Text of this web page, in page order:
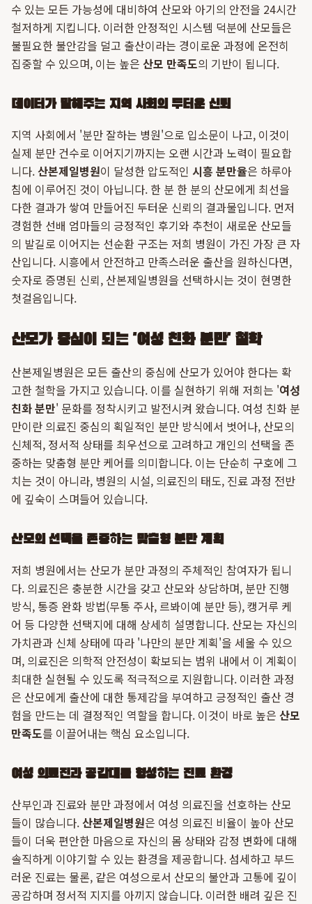
수 있는 모든 가능성에 대비하여 산모와 아기의 안전을 24시간
철저하게 지킵니다. 이러한 안정적인 시스템 덕분에 산모들은
불필요한 불안감을 덜고 출산이라는 경이로운 과정에 온전히
집중할 수 있으며, 이는 높은 산모 만족도의 기반이 됩니다.
데이터가 말해주는 지역 사회의 두터운 신뢰
지역 사회에서 '분만 잘하는 병원'으로 입소문이 나고, 이것이
실제 분만 건수로 이어지기까지는 오랜 시간과 노력이 필요합
니다.산본제일병원이 달성한 압도적인 시흥 분만율은 하루아
침에 이루어진 것이 아닙니다. 한 분 한 분의 산모에게 최선을
다한 결과가 쌓여 만들어진 두터운 신뢰의 결과물입니다. 먼저
경험한 선배 엄마들의 긍정적인 후기와 추천이 새로운 산모들
의 발길로 이어지는 선순환 구조는 저희 병원이 가진 가장 큰 자
산입니다. 시흥에서 안전하고 만족스러운 출산을 원하신다면,
숫자로 증명된 신뢰, 산본제일병원을 선택하시는 것이 현명한
첫걸음입니다.
산모가 중심이 되는 '여성 친화 분만' 철학
산본제일병원은 모든 출산의 중심에 산모가 있어야 한다는 확
고한 철학을 가지고 있습니다. 이를 실현하기 위해 저희는 '여성
친화 분만' 문화를 정착시키고 발전시켜 왔습니다. 여성 친화 분
만이란 의료진 중심의 획일적인 분만 방식에서 벗어나, 산모의
신체적, 정서적 상태를 최우선으로 고려하고 개인의 선택을 존
중하는 맞춤형 분만 케어를 의미합니다. 이는 단순히 구호에 그
치는 것이 아니라, 병원의 시설, 의료진의 태도, 진료 과정 전반
에 깊숙이 스며들어 있습니다.
산모의 선택을 존중하는 맞춤형 분만 계획
저희 병원에서는 산모가 분만 과정의 주체적인 참여자가 됩니
다. 의료진은 충분한 시간을 갖고 산모와 상담하며, 분만 진행
방식, 통증 완화 방법(무통 주사, 르봐이예 분만 등), 캥거루 케
어 등 다양한 선택지에 대해 상세히 설명합니다. 산모는 자신의
가치관과 신체 상태에 따라 '나만의 분만 계획'을 세울 수 있으
며, 의료진은 의학적 안전성이 확보되는 범위 내에서 이 계획이
최대한 실현될 수 있도록 적극적으로 지원합니다. 이러한 과정
은 산모에게 출산에 대한 통제감을 부여하고 긍정적인 출산 경
험을 만드는 데 결정적인 역할을 합니다. 이것이 바로 높은 산모
만족도를 이끌어내는 핵심 요소입니다.
여성 의료진과 공감대를 형성하는 진료 환경
산부인과 진료와 분만 과정에서 여성 의료진을 선호하는 산모
들이 많습니다.산본제일병원은 여성 의료진 비율이 높아 산모
들이 더욱 편안한 마음으로 자신의 몸 상태와 감정 변화에 대해
솔직하게 이야기할 수 있는 환경을 제공합니다. 섬세하고 부드
러운 진료는 물론, 같은 여성으로서 산모의 불안과 고통에 깊이
공감하며 정서적 지지를 아끼지 않습니다. 이러한 배려 깊은 진